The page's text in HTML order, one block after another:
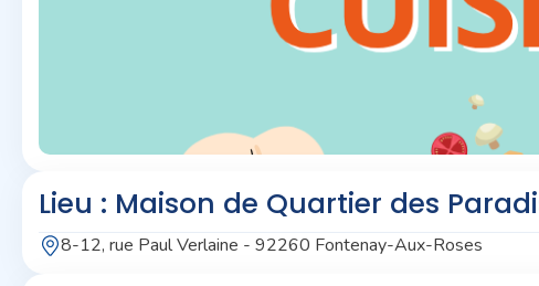
Lieu : Maison de Quartier des
8-12, rue Paul Verlaine - 92260 Fontenay-Aux-Roses